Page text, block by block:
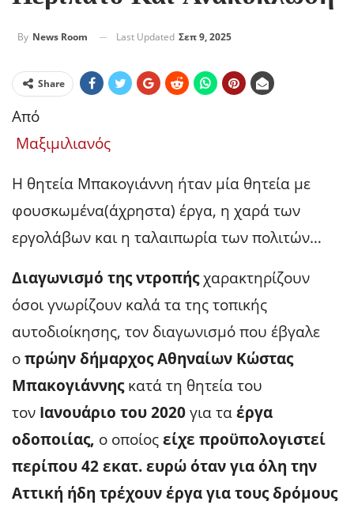
By News Room Last Updated Σεπ 9, 2025
Share
Από
Μαξιμιλιανός
Η θητεία Μπακογιάννη ήταν μία θητεία με
φουσκωμένα(άχρηστα) έργα, η χαρά των
εργολάβων και η ταλαιπωρία των πολιτών…
Διαγωνισμό της ντροπήςχαρακτηρίζουν
όσοι γνωρίζουν καλά τα της τοπικής
αυτοδιοίκησης, τον διαγωνισμό που έβγαλε
οπρώην δήμαρχος Αθηναίων Κώστας
Μπακογιάννηςκατά τη θητεία του
τον Ιανουάριο του 2020για ταέργα
οδοποιίας, ο οποίοςείχε προϋπολογιστεί
περίπου 42 εκατ. ευρώ όταν για όλη την
Αττική ήδη τρέχουν έργα για τους δρόμους